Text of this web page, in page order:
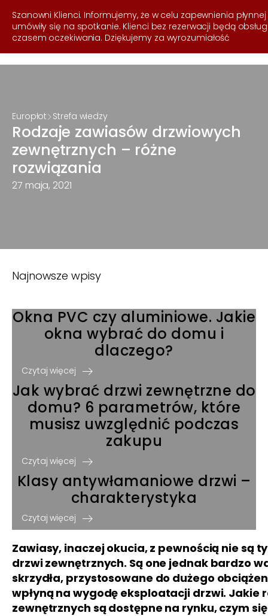
537 255 050
Europłot Strefa wiedzy
Rodzaje zawiasów drzwiowych
zewnętrznych – różne
rozwiązania
27 maja, 2021
Najnowsze wpisy
Okna PVC czy aluminiowe. Jakie
okna wybrać do domu i
dlaczego?
Czytaj więcej
Jak wybrać drzwi zewnętrzne do
domu? 6 parametrów, które
musisz uwzględnić podczas
zakupu
Czytaj więcej
Klasy antywłamaniowe drzwi –
charakterystyka
Czytaj więcej
Zawiasy, inaczej okucia, z pewnością nie są
drzwi zewnętrznych. Są one jednak bardzo
skrzydła, przystosowane do dużego
wpłyną na wygodę eksploatacji drzwi.
zewnętrznych są dostępne na rynku, czym
Szanowni Klienci. Informujemy, że w celu zapewnienia
umówiły się na spotkanie. Klienci bez rezerwacji będą
czasem oczekiwania. Dziękujemy za wyrozumiałość